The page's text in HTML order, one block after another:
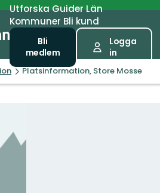
UtforskaGuiderLän
Kommuner Bli kund
Bli
medlem
Logga
in
Platsinformation, Store Mosse